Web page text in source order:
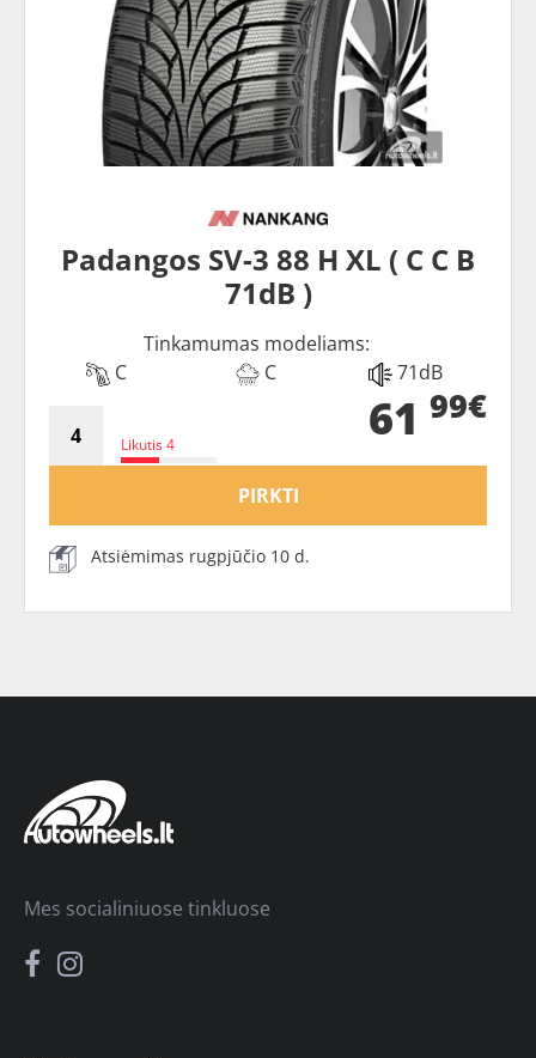
Padangos SV-3 88 H XL ( C C B
71dB )
Tinkamumas modeliams:
C
C 71dB
Likutis 4 61 99€
PIRKTI
Atsiėmimas rugpjūčio 10 d.
Mes socialiniuose tinkluose